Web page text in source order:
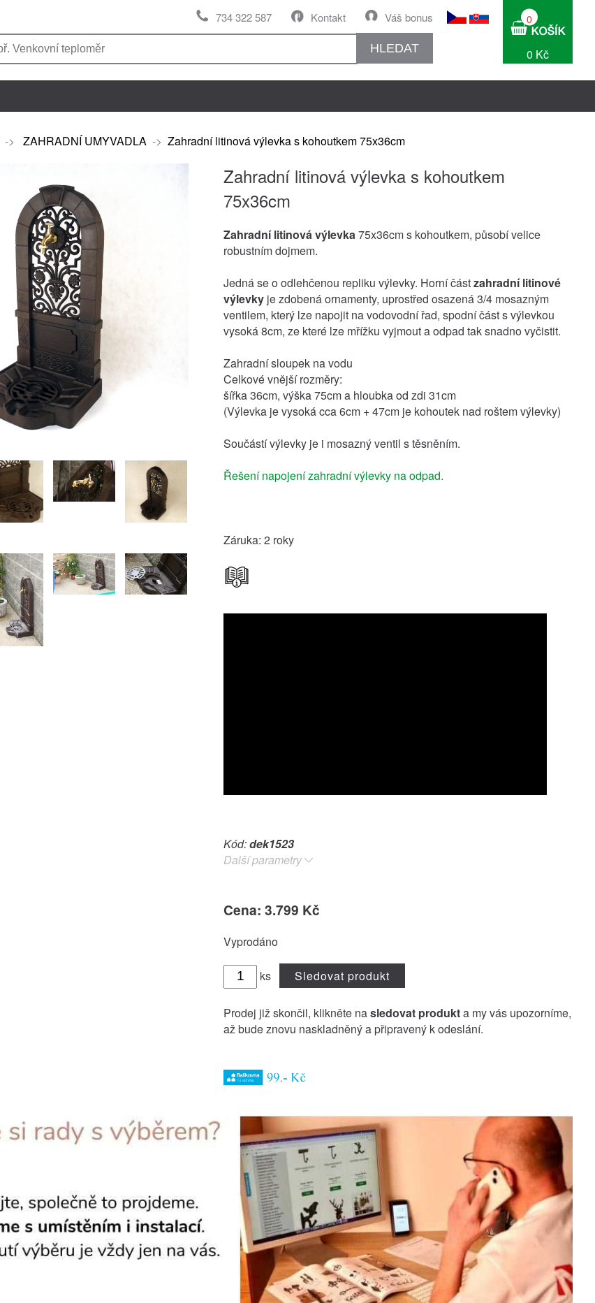
Váš bonus
Kontakt
734 322 587
HLEDAT
0
0 Kč
-> ZAHRADNÍ UMYVADLA -> Zahradní litinová výlevka s kohoutkem 75x36cm
Zahradní litinová výlevka s kohoutkem
75x36cm
Zahradní litinová výlevka75x36cm s kohoutkem, působí velice
robustním dojmem.
Jedná se o odlehčenou repliku výlevky. Horní částzahradní litinové
výlevky je zdobená ornamenty, uprostřed osazená 3/4 mosazným
ventilem, který lze napojit na vodovodní řad, spodní část s výlevkou
vysoká 8cm, ze které lze mřížku vyjmout a odpad tak snadno vyčistit.
Zahradní sloupek na vodu
Celkové vnější rozměry:
šířka 36cm, výška 75cm a hloubka od zdi 31cm
(Výlevka je vysoká cca 6cm + 47cm je kohoutek nad roštem výlevky)
Součástí výlevky je i mosazný ventil s těsněním.
Řešení napojení zahradní výlevky na odpad.
Záruka: 2 roky
Kód:dek1523
Další parametry
Cena: 3.799 Kč
Vyprodáno
ks Sledovat produkt
Prodej již skončil, klikněte nasledovat produkta my vás upozorníme,
až bude znovu naskladněný a připravený k odeslání.